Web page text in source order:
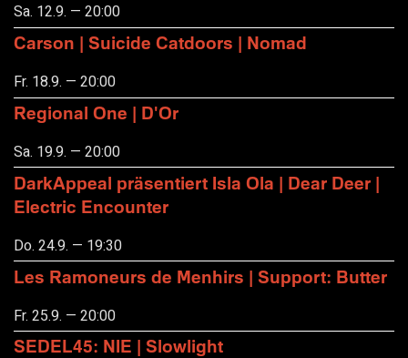
Sa. 12.9. — 20:00
Carson | Suicide Catdoors | Nomad
Fr. 18.9. — 20:00
Regional One | D'Or
Sa. 19.9. — 20:00
DarkAppeal präsentiert Isla Ola | Dear Deer |
Electric Encounter
Do. 24.9. — 19:30
Les Ramoneurs de Menhirs | Support: Butter
Fr. 25.9. — 20:00
SEDEL45: NIE | Slowlight